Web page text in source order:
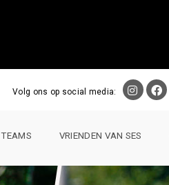
Volg ons op social media:
TEAMS VRIENDEN VAN SES